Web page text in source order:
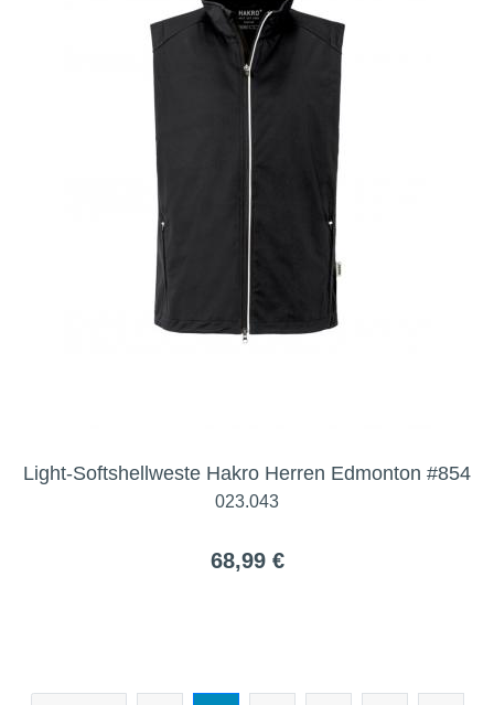
Light-Softshellweste Hakro Herren Edmonton #854
023.043
68,99 €